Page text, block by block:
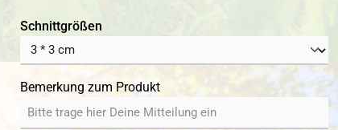
Schnittgrößen
Bemerkung zum Produkt